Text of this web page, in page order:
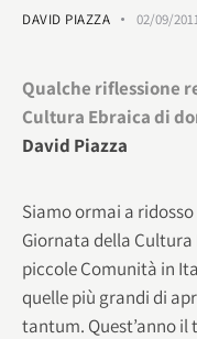
DAVID PIAZZA 02/09/
Qualche riflessione
Cultura Ebraica di
David Piazza
Siamo ormai a
Giornata della
piccole Comunità in
quelle più grandi di
tantum. Quest’anno